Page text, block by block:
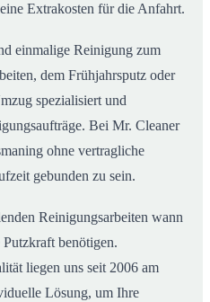
Extrakosten für die Anfahrt.
einmalige Reinigung zum
dem Frühjahrsputz oder
spezialisiert und
Bei Mr. Cleaner
ohne vertragliche
gebunden zu sein.
Reinigungsarbeiten wann
benötigen.
liegen uns seit 2006 am
Lösung, um Ihre